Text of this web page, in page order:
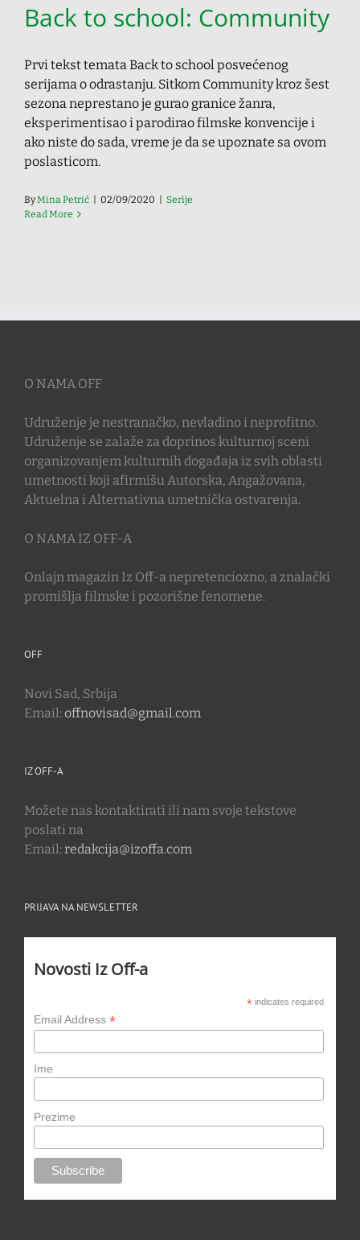
Back to school: Community
Prvi tekst temata Back to school posvećenog
serijama o odrastanju. Sitkom Community kroz šest
sezona neprestano je gurao granice žanra,
eksperimentisao i parodirao filmske konvencije i
ako niste do sada, vreme je da se upoznate sa ovom
poslasticom.
ByMina Petrić 02/09/2020
Serije
Read More
O NAMA OFF
Udruženje je nestranačko, nevladino i neprofitno.
Udruženje se zalaže za doprinos kulturnoj sceni
organizovanjem kulturnih događaja iz svih oblasti
umetnosti koji afirmišu Autorska, Angažovana,
Aktuelna i Alternativna umetnička ostvarenja.
O NAMA IZ OFF-A
Onlajn magazin Iz Off-a nepretenciozno, a znalački
promišlja filmske i pozorišne fenomene.
OFF
Novi Sad, Srbija
Email:offnovisad@gmail.com
IZ OFF-A
Možete nas kontaktirati ili nam svoje tekstove
poslati na
Email:redakcija@izoffa.com
PRIJAVA NA NEWSLETTER
Novosti Iz Off-a
*indicates required
Email Address *
Ime
Prezime